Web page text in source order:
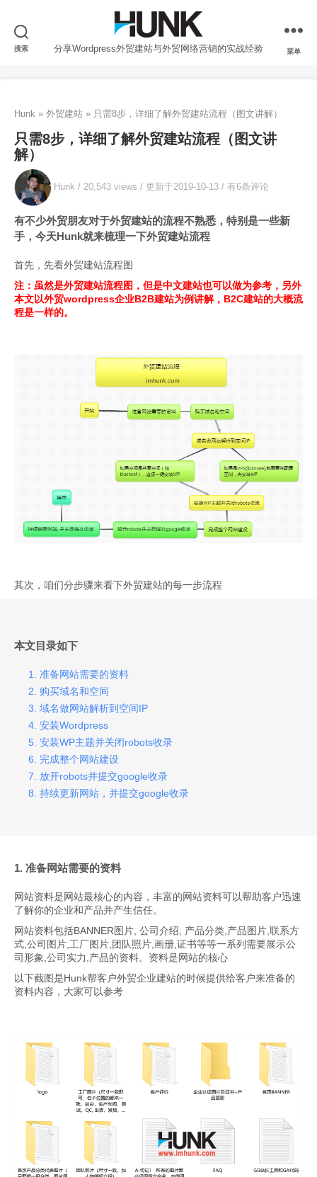
搜索 分享Wordpress外贸建站与外贸网络营销的实战经验 菜单
Hunk » 外贸建站 » 只需8步，详细了解外贸建站流程（图文讲解）
只需8步，详细了解外贸建站流程（图文讲
解）
Hunk / 20,543 views / 更新于2019-10-13 / 有6条评论
有不少外贸朋友对于外贸建站的流程不熟悉，特别是一些新
手，今天Hunk就来梳理一下外贸建站流程
首先，先看外贸建站流程图
注：虽然是外贸建站流程图，但是中文建站也可以做为参考，另外
本文以外贸wordpress企业B2B建站为例讲解，B2C建站的大概流
程是一样的。
其次，咱们分步骤来看下外贸建站的每一步流程
本文目录如下
1. 准备网站需要的资料
2. 购买域名和空间
3. 域名做网站解析到空间IP
4. 安装Wordpress
5. 安装WP主题并关闭robots收录
6. 完成整个网站建设
7. 放开robots并提交google收录
8. 持续更新网站，并提交google收录
1. 准备网站需要的资料
网站资料是网站最核心的内容，丰富的网站资料可以帮助客户迅速
了解你的企业和产品并产生信任。
网站资料包括BANNER图片, 公司介绍, 产品分类,产品图片,联系方
式,公司图片,工厂图片,团队照片,画册,证书等等一系列需要展示公
司形象,公司实力,产品的资料。资料是网站的核心
以下截图是Hunk帮客户外贸企业建站的时候提供给客户来准备的
资料内容，大家可以参考